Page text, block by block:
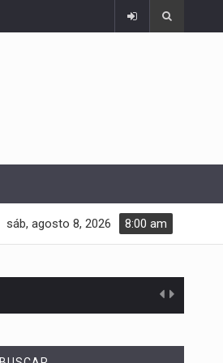
8:00 am
sáb, agosto 8, 2026